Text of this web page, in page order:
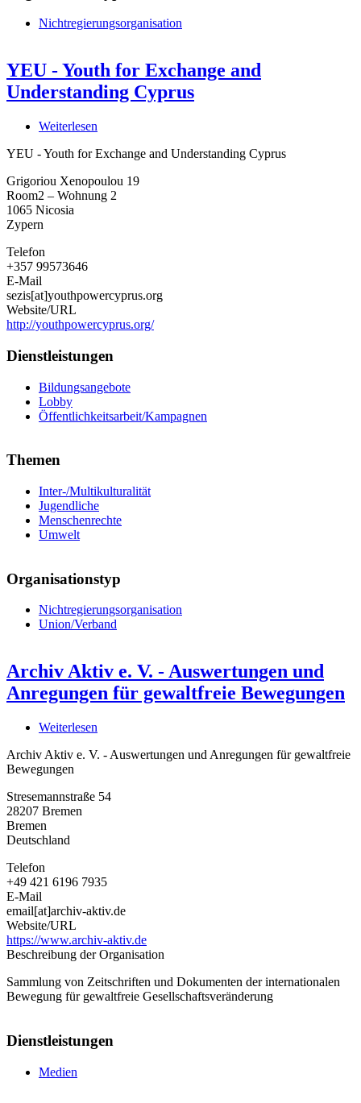
Nichtregierungsorganisation
YEU - Youth for Exchange and
Understanding Cyprus
Weiterlesen
-
for
Exchange
YEU - Youth for Exchange and Understanding Cyprus
Grigoriou Xenopoulou 19
Room2 – Wohnung 2
1065 Nicosia
Zypern
Telefon
+357 99573646
E-Mail
sezis[at]youthpowercyprus.org
Website/URL
http://youthpowercyprus.org/
Dienstleistungen
Bildungsangebote
Lobby
Öffentlichkeitsarbeit/Kampagnen
Themen
Inter-/Multikulturalität
Jugendliche
Menschenrechte
Umwelt
Organisationstyp
Nichtregierungsorganisation
Union/Verband
Archiv Aktiv e. V. - Auswertungen und
Anregungen für gewaltfreie Bewegungen
Weiterlesen
Aktiv
-
Bewegungen
Archiv Aktiv e. V. - Auswertungen und Anregungen für gewaltfreie
Bewegungen
Stresemannstraße 54
28207 Bremen
Bremen
Deutschland
Telefon
+49 421 6196 7935
E-Mail
email[at]archiv-aktiv.de
Website/URL
https://www.archiv-aktiv.de
Beschreibung der Organisation
Sammlung von Zeitschriften und Dokumenten der internationalen
Bewegung für gewaltfreie Gesellschaftsveränderung
Dienstleistungen
Medien